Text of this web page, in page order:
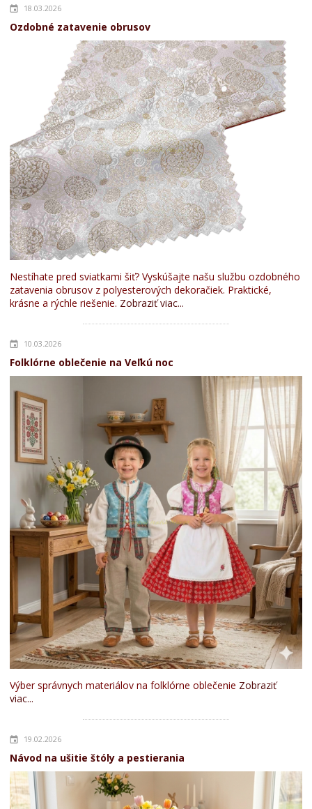
18.03.2026
Ozdobné zatavenie obrusov
Nestíhate pred sviatkami šiť? Vyskúšajte našu službu ozdobného
zatavenia obrusov z polyesterových dekoračiek. Praktické,
krásne a rýchle riešenie. Zobraziť viac...
10.03.2026
Folklórne oblečenie na Veľkú noc
Výber správnych materiálov na folklórne oblečenie Zobraziť
viac...
19.02.2026
Návod na ušitie štóly a pestierania